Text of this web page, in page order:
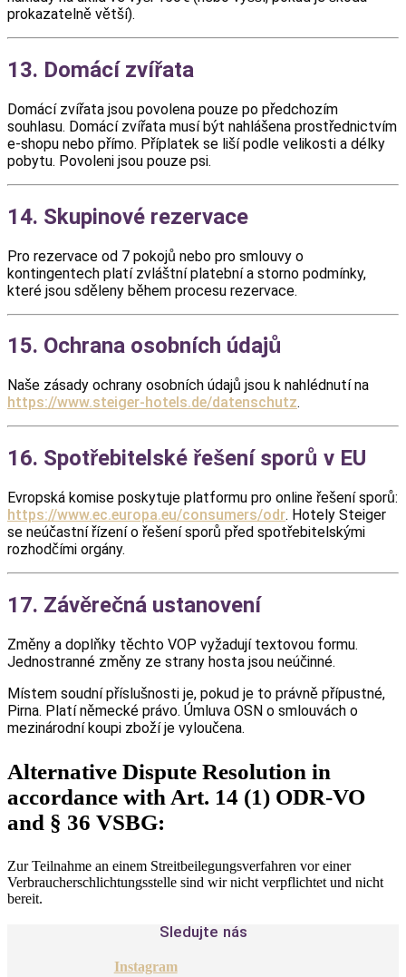
prokazatelně větší).
13. Domácí zvířata
Domácí zvířata jsou povolena pouze po předchozím
souhlasu. Domácí zvířata musí být nahlášena prostřednictvím
e-shopu nebo přímo. Příplatek se liší podle velikosti a délky
pobytu. Povoleni jsou pouze psi.
14. Skupinové rezervace
Pro rezervace od 7 pokojů nebo pro smlouvy o
kontingentech platí zvláštní platební a storno podmínky,
které jsou sděleny během procesu rezervace.
15. Ochrana osobních údajů
Naše zásady ochrany osobních údajů jsou k nahlédnutí na
https://www.steiger-hotels.de/datenschutz.
16. Spotřebitelské řešení sporů v EU
Evropská komise poskytuje platformu pro online řešení sporů:
https://www.ec.europa.eu/consumers/odr. Hotely Steiger
se neúčastní řízení o řešení sporů před spotřebitelskými
rozhodčími orgány.
17. Závěrečná ustanovení
Změny a doplňky těchto VOP vyžadují textovou formu.
Jednostranné změny ze strany hosta jsou neúčinné.
Místem soudní příslušnosti je, pokud je to právně přípustné,
Pirna. Platí německé právo. Úmluva OSN o smlouvách o
mezinárodní koupi zboží je vyloučena.
Alternative Dispute Resolution in
accordance with Art. 14 (1) ODR-VO
and § 36 VSBG:
Zur Teilnahme an einem Streitbeilegungsverfahren vor einer
Verbraucherschlichtungsstelle sind wir nicht verpflichtet und nicht
bereit.
Sledujte nás
Instagram